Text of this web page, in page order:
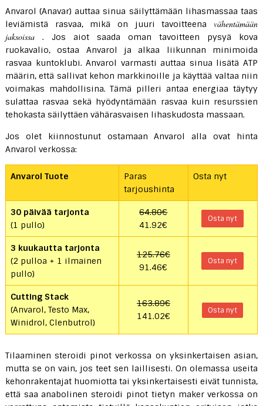
Anvarol (Anavar) auttaa sinua säilyttämään lihasmassaa taas
leviämistä rasvaa, mikä on juuri tavoitteenavähentämään
jaksoissa. Jos aiot saada oman tavoitteen pysyä kova
ruokavalio, ostaa Anvarol ja alkaa liikunnan minimoida
rasvaa kuntoklubi. Anvarol varmasti auttaa sinua lisätä ATP
määrin, että sallivat kehon markkinoille ja käyttää valtaa niin
voimakas mahdollisina. Tämä pilleri antaa energiaa täytyy
sulattaa rasvaa sekä hyödyntämään rasvaa kuin resurssien
tehokasta säilyttäen vähärasvaisen lihaskudosta massaan.
Jos olet kiinnostunut ostamaan Anvarol alla ovat hinta
Anvarol verkossa:
Anvarol Tuote
Paras
tarjoushinta
Osta nyt
30 päivää tarjonta
(1 pullo)
64.80€
41.92€
Osta nyt
3 kuukautta tarjonta
(2 pulloa + 1 ilmainen
pullo)
125.76€
91.46€
Osta nyt
Cutting Stack
(Anvarol, Testo Max,
Winidrol, Clenbutrol)
163.89€
141.02€
Osta nyt
Tilaaminen steroidi pinot verkossa on yksinkertaisen asian,
mutta se on vain, jos teet sen laillisesti. On olemassa useita
kehonrakentajat huomiotta tai yksinkertaisesti eivät tunnista,
että saa anabolinen steroidi pinot tietyn maker verkossa on